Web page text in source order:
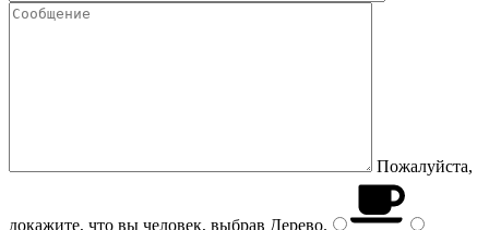
Пожалуйста,
докажите, что вы человек, выбрав Дерево.